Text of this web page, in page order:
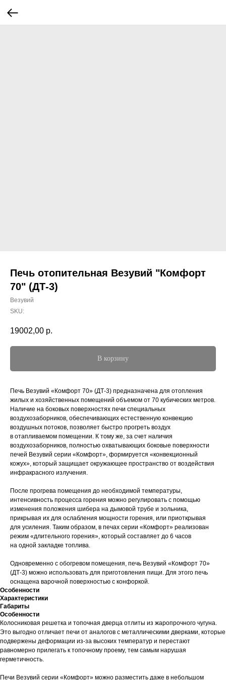
Печь отопительная Везувий "Комфорт
70" (ДТ-3)
Везувий
SKU:
19002,00 р.
В корзину
Печь Везувий «Комфорт 70» (ДТ-3) предназначена для отопления
жилых и хозяйственных помещений объемом от 70 кубических метров.
Наличие на боковых поверхностях печи специальных
воздухозаборников, обеспечивающих естественную конвекцию
воздушных потоков, позволяет быстро прогреть воздух
в отапливаемом помещении. К тому же, за счет наличия
воздухозаборников, полностью охватывающих боковые поверхности
печей Везувий серии «Комфорт», формируется «конвекционный
кожух», который защищает окружающее пространство от воздействия
инфракрасного излучения.
После прогрева помещения до необходимой температуры,
интенсивность процесса горения можно регулировать с помощью
изменения положения шибера на дымовой трубе и зольника,
прикрывая их для ослабления мощности горения, или приоткрывая
для усиления. Таким образом, в печах серии «Комфорт» реализован
режим «длительного горения», который составляет до 6 часов
на одной закладке топлива.
Одновременно с обогревом помещения, печь Везувий «Комфорт 70»
(ДТ-3) можно использовать для приготовления пищи. Для этого печь
оснащена варочной поверхностью с конфоркой.
Особенности
Характеристики
Габариты
Особенности
Колосниковая решетка и топочная дверца отлиты из жаропрочного чугуна.
Это выгодно отличает печи от аналогов с металлическими дверками, которые
подвержены деформации из-за высоких температур и перестают
равномерно прилегать к топочному проему, тем самым нарушая
герметичность.
Печи Везувий серии «Комфорт» можно разместить даже в небольшом